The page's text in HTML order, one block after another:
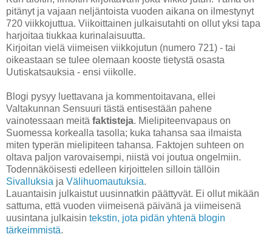
pitänyt ja vajaan neljäntoista vuoden aikana on ilmestynyt
720 viikkojuttua. Viikoittainen julkaisutahti on ollut yksi tapa
harjoitaa tiukkaa kurinalaisuutta.
Kirjoitan vielä viimeisen viikkojutun (numero 721) - tai
oikeastaan se tulee olemaan kooste tietystä osasta
Uutiskatsauksia - ensi viikolle.
Blogi pysyy luettavana ja kommentoitavana, ellei
Valtakunnan Sensuuri tästä entisestään pahene
vainotessaan meitä faktisteja. Mielipiteenvapaus on
Suomessa korkealla tasolla; kuka tahansa saa ilmaista
miten typerän mielipiteen tahansa. Faktojen suhteen on
oltava paljon varovaisempi, niistä voi joutua ongelmiin.
Todennäköisesti edelleen kirjoittelen silloin tällöin
Sivalluksia ja Välihuomautuksia.
Lauantaisin julkaistut uusinnatkin päättyvät. Ei ollut mikään
sattuma, että vuoden viimeisenä päivänä ja viimeisenä
uusintana julkaisin tekstin, jota pidän yhtenä blogin
tärkeimmistä.